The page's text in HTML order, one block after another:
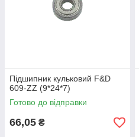
Підшипник кульковий F&D
609-ZZ (9*24*7)
Готово до відправки
66,05 ₴